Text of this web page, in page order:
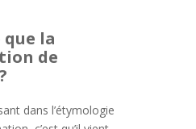
que la
de
dans l’étymologie